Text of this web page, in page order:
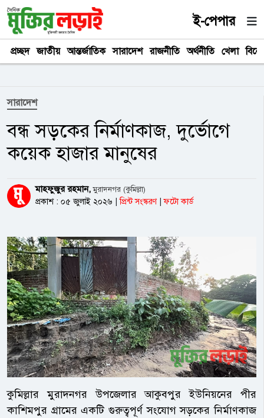
ই-পেপার
প্রচ্ছদ জাতীয় আন্তর্জাতিক সারাদেশ রাজনীতি অর্থনীতি খেলা
সারাদেশ
বন্ধ সড়কের নির্মাণকাজ, দুর্ভোগে
কয়েক হাজার মানুষের
মাহফুজুর রহমান,মুরাদনগর (কুমিল্লা)
প্রকাশ : ০৫ জুলাই ২০২৬
প্রিন্ট সংস্করণ ফটো কার্ড
কুমিল্লার মুরাদনগর উপজেলার আকুবপুর ইউনিয়নের পীর
কাশিমপুর গ্রামের একটি গুরুত্বপূর্ণ সংযোগ সড়কের নির্মাণকাজ